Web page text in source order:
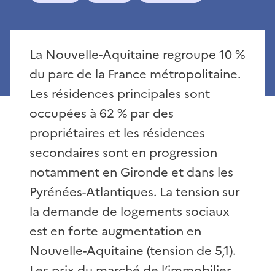
La Nouvelle-Aquitaine regroupe 10 %
du parc de la France métropolitaine.
Les résidences principales sont
occupées à 62 % par des
propriétaires et les résidences
secondaires sont en progression
notamment en Gironde et dans les
Pyrénées-Atlantiques. La tension sur
la demande de logements sociaux
est en forte augmentation en
Nouvelle-Aquitaine (tension de 5,1).